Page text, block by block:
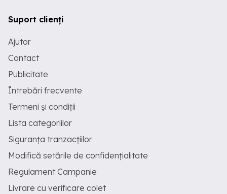
Suport clienți
Ajutor
Contact
Publicitate
Întrebări frecvente
Termeni și condiții
Lista categoriilor
Siguranța tranzacțiilor
Modifică setările de confidențialitate
Regulament Campanie
Livrare cu verificare colet